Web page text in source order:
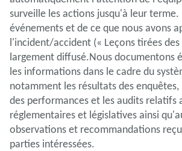
surveille les actions jusqu'à leur terme.
événements et de ce que nous avons
l'incident/accident (« Leçons tirées
largement diffusé.Nous documentons
les informations dans le cadre du
notamment les résultats des
des performances et les audits relatifs
réglementaires et législatives ainsi
observations et recommandations
parties intéressées.